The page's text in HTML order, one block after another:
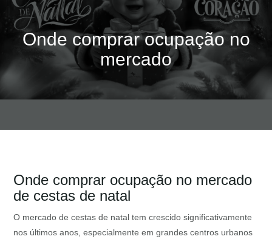
Onde comprar ocupação no
mercado
Onde comprar ocupação no mercado
de cestas de natal
O mercado de cestas de natal tem crescido significativamente
nos últimos anos, especialmente em grandes centros urbanos